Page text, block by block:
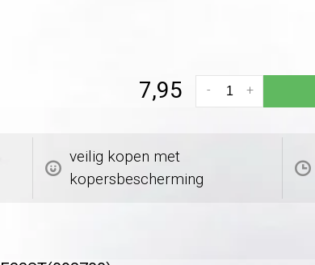
7,95 +
-
veilig kopen met
kopersbescherming